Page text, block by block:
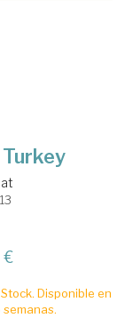
€
Disponible en
semanas.